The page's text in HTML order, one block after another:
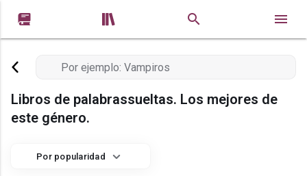
 
Libros de palabrassueltas. Los mejores de
este género.
Por popularidad